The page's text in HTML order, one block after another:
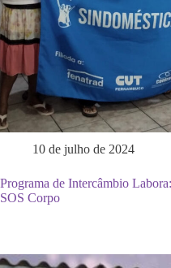
10 de julho de 2024
Programa de Intercâmbio
SOS Corpo